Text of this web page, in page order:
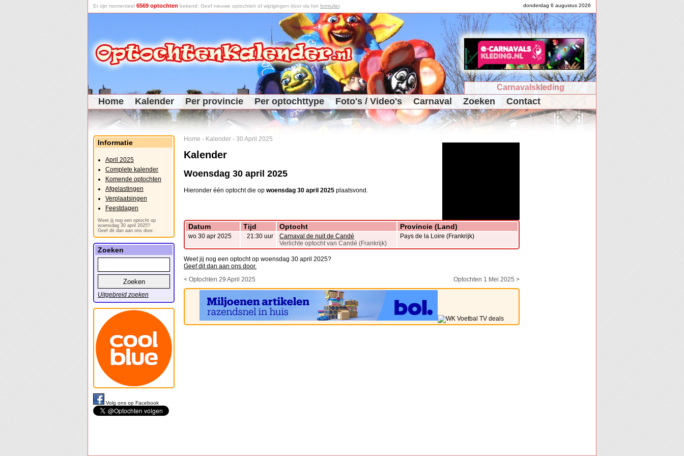
donderdag 6 augustus 2026
Er zijn momenteel 6569 optochten bekend. Geef nieuwe optochten of wijzigingen door via het formulier.
Carnavalskleding
Home Kalender Per provincie Per optochttype Foto's / Video's Carnaval Zoeken Contact
Home - Kalender - 30 April 2025
Kalender
Woensdag 30 april 2025
Hieronder één optocht die op woensdag 30 april 2025 plaatsvond.
Datum Tijd Optocht Provincie (Land)
wo 30 apr 2025 21:30 uur
Carnaval de nuit de Candé
Verlichte optocht van Candé (Frankrijk)
Pays de la Loire (Frankrijk)
Weet jij nog een optocht op woensdag 30 april 2025?
Geef dit dan aan ons door.
< Optochten 29 April 2025
Optochten 1 Mei 2025 >
Informatie
April 2025
Complete kalender
Komende optochten
Afgelastingen
Verplaatsingen
Feestdagen
Weet jij nog een optocht op
woensdag 30 april 2025?
Geef dit dan aan ons door.
Zoeken
Uitgebreid zoeken
Volg ons op Facebook